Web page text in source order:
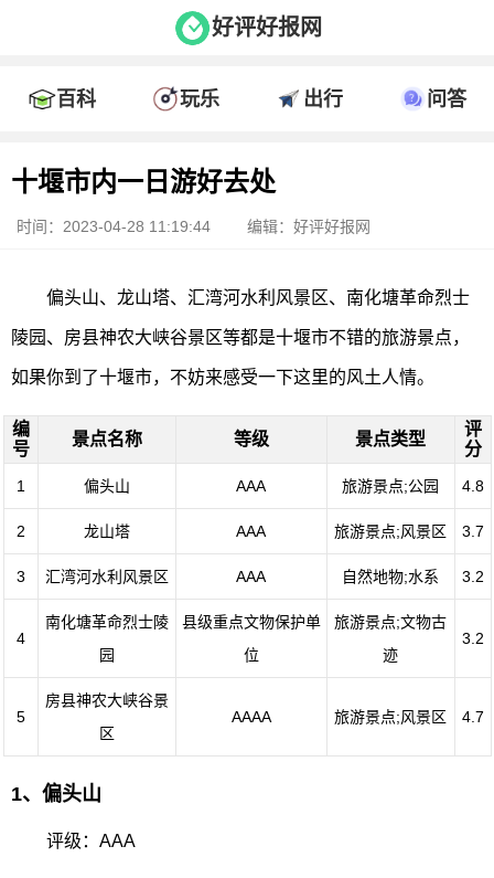
好评好报网
百科 玩乐 出行 问答
十堰市内一日游好去处
时间：2023-04-28 11:19:44 编辑：好评好报网
偏头山、龙山塔、汇湾河水利风景区、南化塘革命烈士
陵园、房县神农大峡谷景区等都是十堰市不错的旅游景点，
如果你到了十堰市，不妨来感受一下这里的风土人情。
编
号
景点名称 等级 景点类型
评
分
1 偏头山 AAA 旅游景点;公园 4.8
2 龙山塔 AAA 旅游景点;风景区 3.7
3 汇湾河水利风景区 AAA 自然地物;水系 3.2
4
南化塘革命烈士陵
园
县级重点文物保护单
位
旅游景点;文物古
迹
3.2
5
房县神农大峡谷景
区
AAAA 旅游景点;风景区 4.7
1、偏头山
评级：AAA